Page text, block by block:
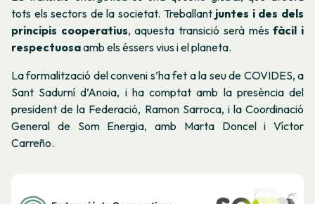
tots els sectors de la societat. Treballant juntes i des dels
principis cooperatius, aquesta transició serà mésfàcil i
respectuosaamb els éssers vius i el planeta.
La formalització del conveni s’ha fet a la seu de COVIDES, a
Sant Sadurní d’Anoia, i ha comptat amb la presència del
president de la Federació, Ramon Sarroca, i la Coordinació
General de Som Energia, amb Marta Doncel i Víctor
Carreño.